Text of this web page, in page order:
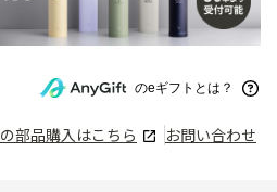
のeギフトとは？
の部品購入はこちら お問い合わせ